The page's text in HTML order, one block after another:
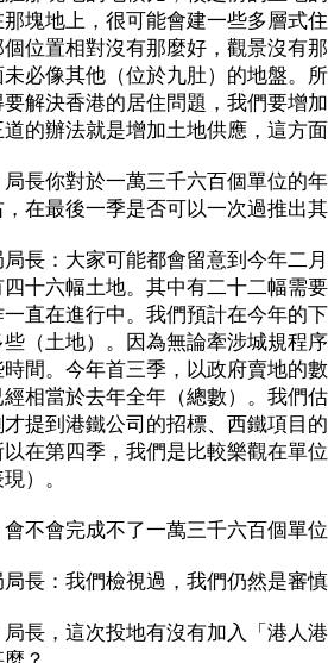
塊地上，很可能會建一些多層式
個位置相對沒有那麼好，觀景沒有
必像其他（位於九肚）的地盤。
解決香港的居住問題，我們要增
道的辦法就是增加土地供應，這方
長你對於一萬三千六百個單位的
，在最後一季是否可以一次過推出
長：大家可能都會留意到今年二
四十六幅土地。其中有二十二幅需
直在進行中。我們預計在今年的
（土地）。因為無論牽涉城規程
間。今年首三季，以政府賣地的
相當於去年全年（總數）。我們
提到港鐵公司的招標、西鐵項目
在第四季，我們是比較樂觀在單
）。
不會完成不了一萬三千六百個單
長：我們檢視過，我們仍然是審
長，這次投地有沒有加入「港人